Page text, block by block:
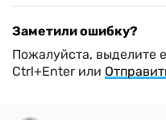
Заметили ошибку?
Пожалуйста, выделите
Ctrl+Enter или